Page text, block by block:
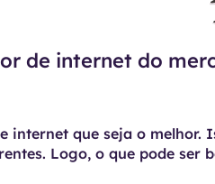
de internet do
internet que seja o melhor.
Logo, o que pode ser